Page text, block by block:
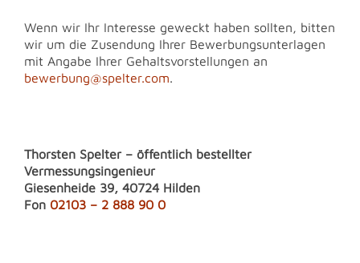
Wenn wir Ihr Interesse geweckt haben sollten, bitten
wir um die Zusendung Ihrer Bewerbungsunterlagen
mit Angabe Ihrer Gehaltsvorstellungen an
bewerbung@spelter.com.
Thorsten Spelter – öffentlich bestellter
Vermessungsingenieur
Giesenheide 39, 40724 Hilden
Fon 02103 – 2 888 90 0